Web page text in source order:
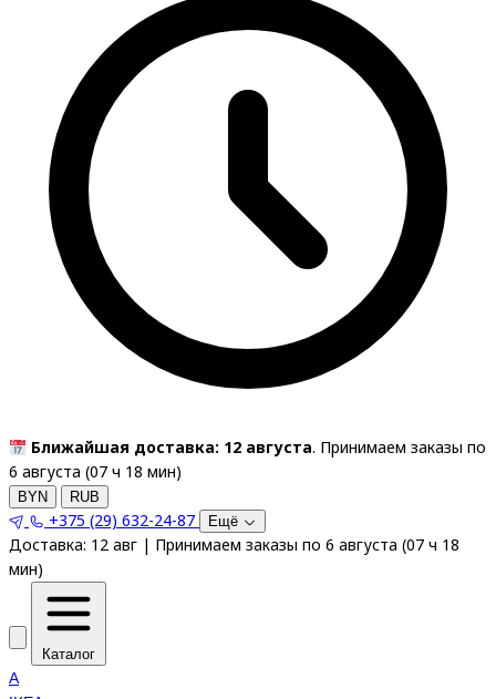
Ближайшая доставка: 12 августа. Принимаем заказы по
6 августа (07 ч 18 мин)
BYN RUB
+375 (29) 632-24-87 Ещё
Доставка: 12 авг | Принимаем заказы по 6 августа (07 ч 18
мин)
Каталог
A